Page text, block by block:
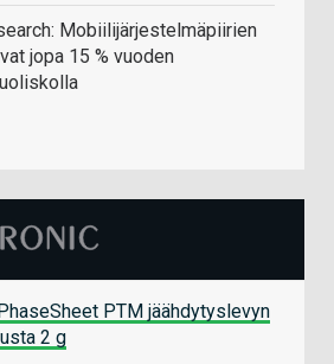
Mobiilijärjestelmäpiirien
jopa 15 % vuoden
PTM jäähdytyslevyn
2 g